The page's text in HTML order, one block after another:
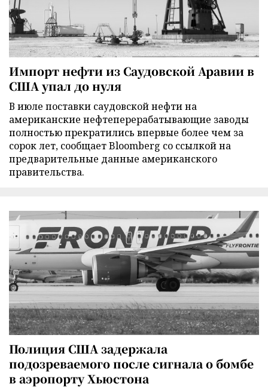
Импорт нефти из Саудовской Аравии в
США упал до нуля
В июле поставки саудовской нефти на
американские нефтеперерабатывающие заводы
полностью прекратились впервые более чем за
сорок лет, сообщает Bloomberg со ссылкой на
предварительные данные американского
правительства.
Полиция США задержала
подозреваемого после сигнала о бомбе
в аэропорту Хьюстона